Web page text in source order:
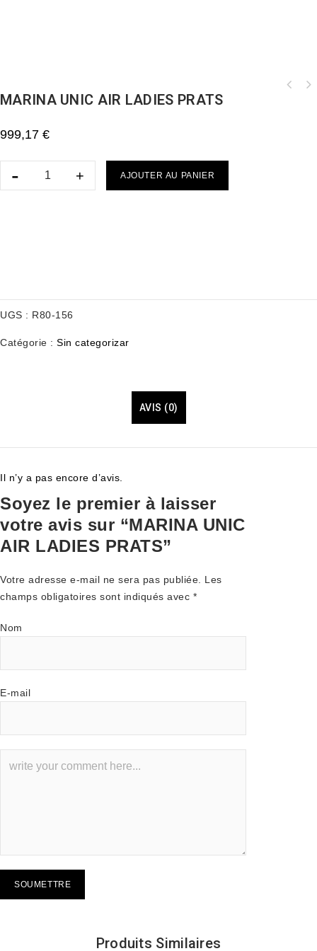
MARINA UNIC AIR LADIES PRATS
999,17 €
AJOUTER AU PANIER
UGS : R80-156
Catégorie : Sin categorizar
AVIS (0)
Il n’y a pas encore d’avis.
Soyez le premier à laisser
votre avis sur “MARINA UNIC
AIR LADIES PRATS”
Votre adresse e-mail ne sera pas publiée. Les
champs obligatoires sont indiqués avec *
Nom
E-mail
Produits Similaires